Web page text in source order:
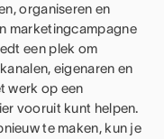
organiseren en
marketingcampagne
een plek om
eigenaren en
werk op een
vooruit kunt helpen.
te maken, kun je